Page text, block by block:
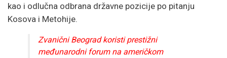
kao i odlučna odbrana državne pozicije po pitanju
Kosova i Metohije.
Zvanični Beograd koristi prestižni
međunarodni forum na američkom